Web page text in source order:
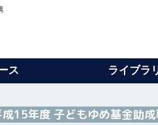
ス ライブラ
成15年度 子どもゆめ基金助